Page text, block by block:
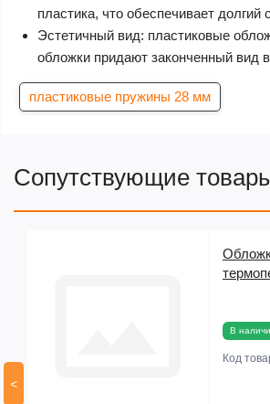
пластика, что обеспечивает долгий
Эстетичный вид: пластиковые
обложки придают законченный вид
пластиковые пружины 28 мм
Сопутствующие
<
В
Код